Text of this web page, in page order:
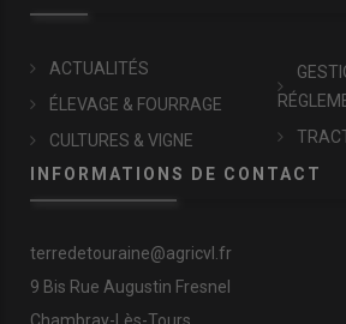
ACTUALITÉS
ÉLEVAGE & FOURRAGE
CULTURES & VIGNE
INFORMATIONS DE CONTACT
terredetouraine@agricvl.fr
9 Bis Rue Augustin Fresnel